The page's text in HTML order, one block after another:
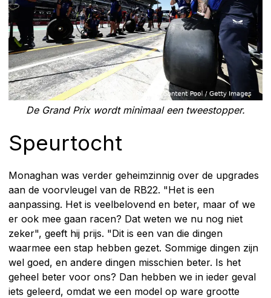
De Grand Prix wordt minimaal een tweestopper.
Speurtocht
Monaghan was verder geheimzinnig over de upgrades
aan de voorvleugel van de RB22. "Het is een
aanpassing. Het is veelbelovend en beter, maar of we
er ook mee gaan racen? Dat weten we nu nog niet
zeker", geeft hij prijs. "Dit is een van die dingen
waarmee een stap hebben gezet. Sommige dingen zijn
wel goed, en andere dingen misschien beter. Is het
geheel beter voor ons? Dan hebben we in ieder geval
iets geleerd, omdat we een model op ware grootte